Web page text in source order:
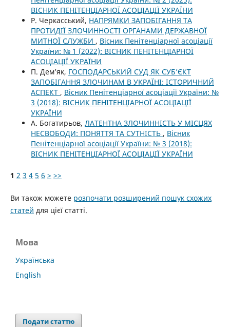
ВІСНИК ПЕНІТЕНЦІАРНОЇ АСОЦІАЦІЇ УКРАЇНИ
Р. Черкасський, НАПРЯМКИ ЗАПОБІГАННЯ ТА
ПРОТИДІЇ ЗЛОЧИННОСТІ ОРГАНАМИ ДЕРЖАВНОЇ
МИТНОЇ СЛУЖБИ , Вісник Пенітенціарної асоціації
України: № 1 (2022): ВІСНИК ПЕНІТЕНЦІАРНОЇ
АСОЦІАЦІЇ УКРАЇНИ
П. Дем’як, ГОСПОДАРСЬКИЙ СУД ЯК СУБ’ЄКТ
ЗАПОБІГАННЯ ЗЛОЧИНАМ В УКРАЇНІ: ІСТОРИЧНИЙ
АСПЕКТ , Вісник Пенітенціарної асоціації України: №
3 (2018): ВІСНИК ПЕНІТЕНЦІАРНОЇ АСОЦІАЦІЇ
УКРАЇНИ
А. Богатирьов, ЛАТЕНТНА ЗЛОЧИННІСТЬ У МІСЦЯХ
НЕСВОБОДИ: ПОНЯТТЯ ТА СУТНІСТЬ , Вісник
Пенітенціарної асоціації України: № 3 (2018):
ВІСНИК ПЕНІТЕНЦІАРНОЇ АСОЦІАЦІЇ УКРАЇНИ
1 2 3 4 5 6 > >>
Ви також можете розпочати розширений пошук схожих
статей для цієї статті.
Мова
Українська
English
Подати статтю